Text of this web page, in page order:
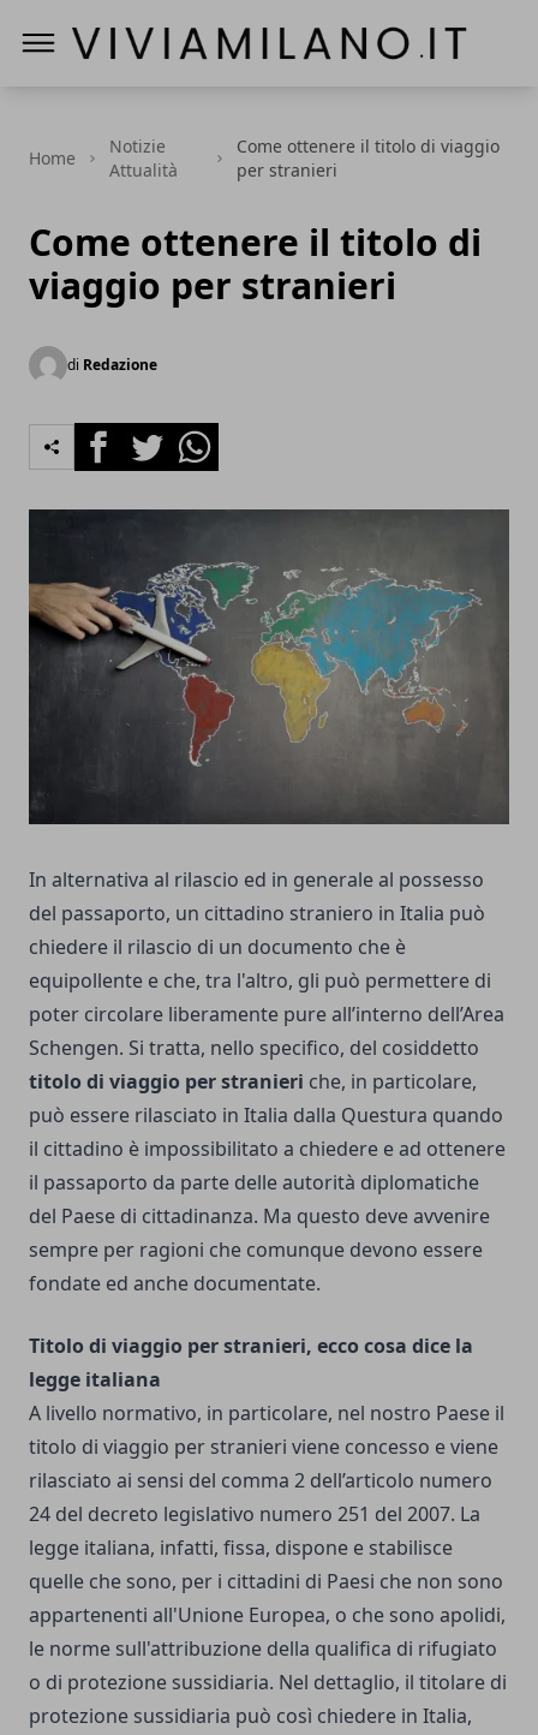
Home
Notizie
Attualità
Come ottenere il titolo di viaggio
per stranieri
Come ottenere il titolo di
viaggio per stranieri
di Redazione
FacebookTwitterWhatsapp
In alternativa al rilascio ed in generale al possesso
del passaporto, un cittadino straniero in Italia può
chiedere il rilascio di un documento che è
equipollente e che, tra l'altro, gli può permettere di
poter circolare liberamente pure all’interno dell’Area
Schengen. Si tratta, nello specifico, del cosiddetto
titolo di viaggio per stranieri che, in particolare,
può essere rilasciato in Italia dalla Questura quando
il cittadino è impossibilitato a chiedere e ad ottenere
il passaporto da parte delle autorità diplomatiche
del Paese di cittadinanza. Ma questo deve avvenire
sempre per ragioni che comunque devono essere
fondate ed anche documentate.
Titolo di viaggio per stranieri, ecco cosa dice la
legge italiana
A livello normativo, in particolare, nel nostro Paese il
titolo di viaggio per stranieri viene concesso e viene
rilasciato ai sensi del comma 2 dell’articolo numero
24 del decreto legislativo numero 251 del 2007. La
legge italiana, infatti, fissa, dispone e stabilisce
quelle che sono, per i cittadini di Paesi che non sono
appartenenti all'Unione Europea, o che sono apolidi,
le norme sull'attribuzione della qualifica di rifugiato
o di protezione sussidiaria. Nel dettaglio, il titolare di
protezione sussidiaria può così chiedere in Italia,